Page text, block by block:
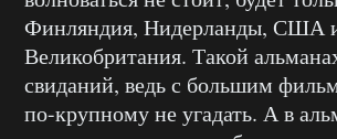
Финляндия, Нидерланды, США
Великобритания. Такой
свиданий, ведь с большим
по-крупному не угадать. А в